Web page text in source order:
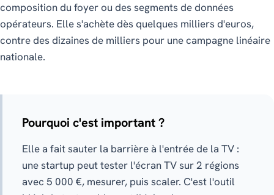
composition du foyer ou des segments de données
opérateurs. Elle s'achète dès quelques milliers d'euros,
contre des dizaines de milliers pour une campagne linéaire
nationale.
Pourquoi c'est important ?
Elle a fait sauter la barrière à l'entrée de la TV :
une startup peut tester l'écran TV sur 2 régions
avec 5 000 €, mesurer, puis scaler. C'est l'outil